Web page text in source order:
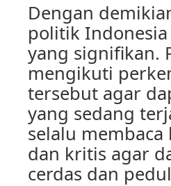
Dengan
politik
yang signifikan.
mengikuti
tersebut agar
yang sedang
selalu
dan kritis agar
cerdas dan